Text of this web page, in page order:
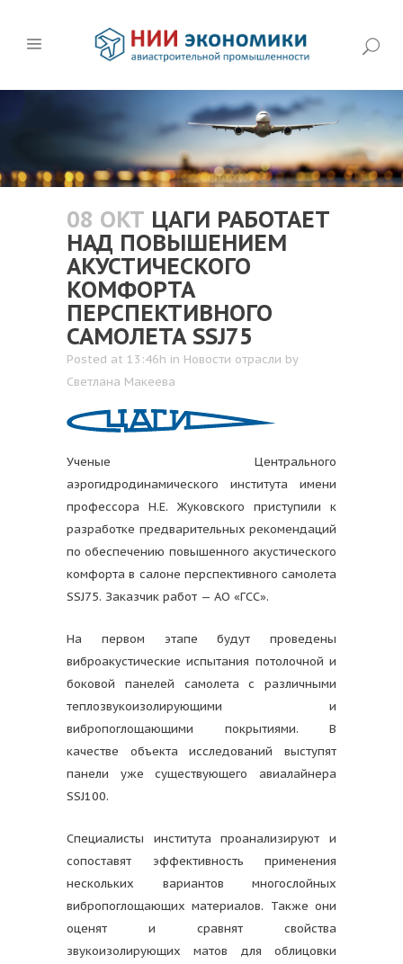
08 ОКТ ЦАГИ РАБОТАЕТ
НАД ПОВЫШЕНИЕМ
АКУСТИЧЕСКОГО
КОМФОРТА
ПЕРСПЕКТИВНОГО
САМОЛЕТА SSJ75
Posted at 13:46h in Новости отрасли by
Светлана Макеева
Ученые Центрального
аэрогидродинамического института имени
профессора Н.Е. Жуковского приступили к
разработке предварительных рекомендаций
по обеспечению повышенного акустического
комфорта в салоне перспективного самолета
SSJ75. Заказчик работ — АО «ГСС».
На первом этапе будут проведены
виброакустические испытания потолочной и
боковой панелей самолета с различными
теплозвукоизолирующими и
вибропоглощающими покрытиями. В
качестве объекта исследований выступят
панели уже существующего авиалайнера
SSJ100.
Специалисты института проанализируют и
сопоставят эффективность применения
нескольких вариантов многослойных
вибропоглощающих материалов. Также они
оценят и сравнят свойства
звукоизолирующих матов для облицовки